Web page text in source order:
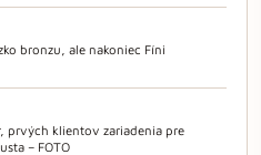
bronzu, ale nakoniec Fíni
prvých klientov zariadenia pre
– FOTO